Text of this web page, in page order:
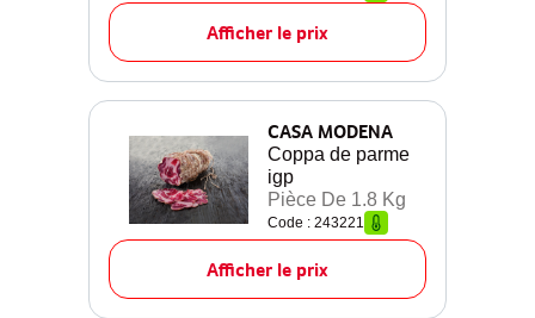
Afficher le prix
CASA MODENA
Coppa de parme
igp
Pièce De 1.8 Kg
Code : 243221
Afficher le prix